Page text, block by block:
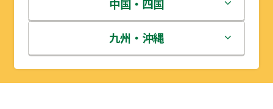
秋田県
山形県
埼玉県
千葉県
石川県
福井県
滋賀県
京都府
中国・四国
鳥取県
島根県
九州・沖縄
福岡県